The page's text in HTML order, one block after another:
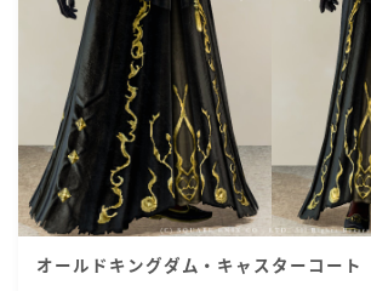
オールドキングダム・キャスターコート